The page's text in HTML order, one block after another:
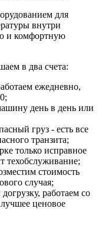
для
внутри
и комфортную
в два счета:
ежедневно,
день в день или
груз - есть все
транзита;
только исправное
техобслуживание;
стоимость
случая;
работаем со
ценовое